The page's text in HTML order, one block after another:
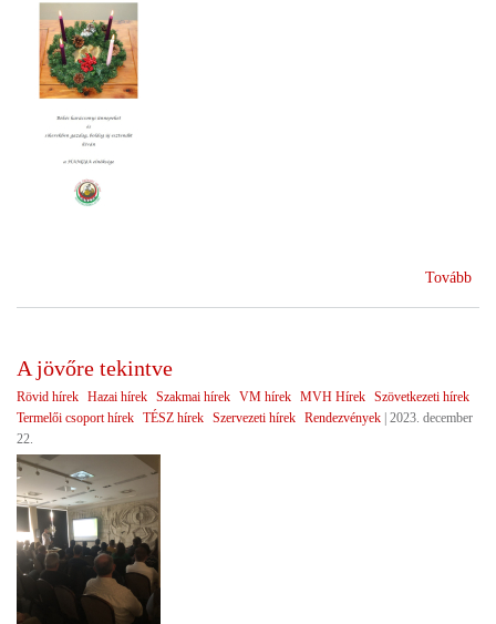
Tovább
A jövőre tekintve
Rövid hírek Hazai hírek Szakmai hírek VM hírek MVH Hírek Szövetkezeti hírek
Termelői csoport hírek TÉSZ hírek Szervezeti hírek Rendezvények | 2023. december
22.